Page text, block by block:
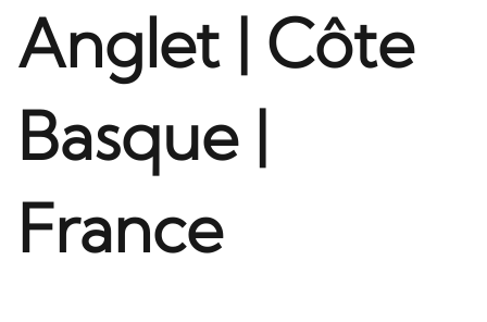
Anglet | Côte
Basque |
France